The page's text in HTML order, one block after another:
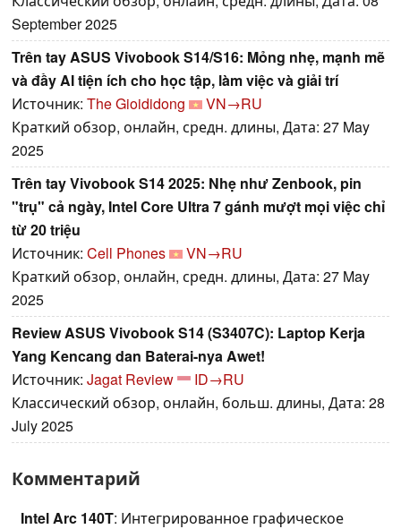
September 2025
Trên tay ASUS Vivobook S14/S16: Mỏng nhẹ, mạnh mẽ
và đầy AI tiện ích cho học tập, làm việc và giải trí
Источник: The Gioididong
VN→RU
Краткий обзор, онлайн, средн. длины, Дата: 27 May
2025
Trên tay Vivobook S14 2025: Nhẹ như Zenbook, pin
"trụ" cả ngày, Intel Core Ultra 7 gánh mượt mọi việc chỉ
từ 20 triệu
Источник: Cell Phones
VN→RU
Краткий обзор, онлайн, средн. длины, Дата: 27 May
2025
Review ASUS Vivobook S14 (S3407C): Laptop Kerja
Yang Kencang dan Baterai-nya Awet!
Источник: Jagat Review
ID→RU
Классический обзор, онлайн, больш. длины, Дата: 28
July 2025
Комментарий
Intel Arc 140T: Интегрированное графическое